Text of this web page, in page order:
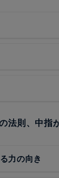
法則、中指
力の向き